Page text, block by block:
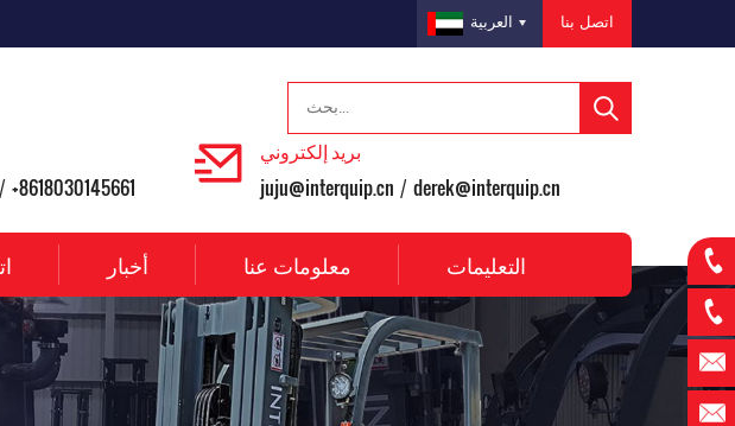
اتصل بنا العربية
/ +8618030145661
بريد إلكتروني
juju@interquip.cn / derek@interquip.cn
أخبار معلومات عنا التعليمات